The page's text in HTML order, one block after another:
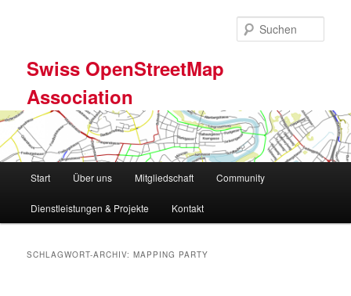
Swiss OpenStreetMap
Association
Start Über uns Mitgliedschaft Community
Dienstleistungen & Projekte Kontakt
SCHLAGWORT-ARCHIV:MAPPING PARTY